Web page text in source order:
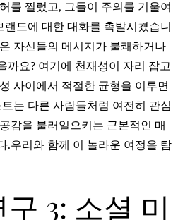
를 찔렀고, 그들이 주의를 기울여
랜드에 대한 대화를 촉발시켰습니
자신들의 메시지가 불쾌하거나
까요? 여기에 천재성이 자리 잡고
사이에서 적절한 균형을 이루면
는 다른 사람들처럼 여전히 관심
감을 불러일으키는 근본적인 매
.우리와 함께 이 놀라운 여정을 탐
3: 소셜 미